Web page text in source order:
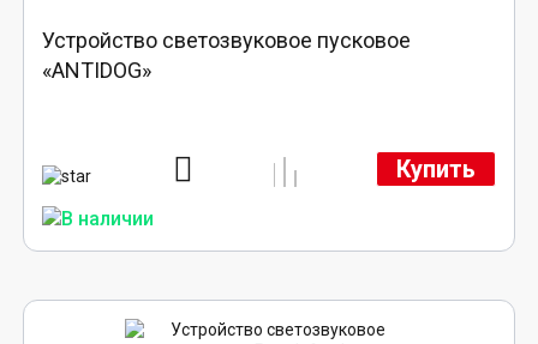
Устройство светозвуковое пусковое
«ANTIDOG»
Купить